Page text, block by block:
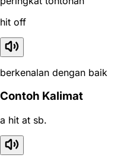
hit off
berkenalan dengan baik
Contoh Kalimat
a hit at sb.